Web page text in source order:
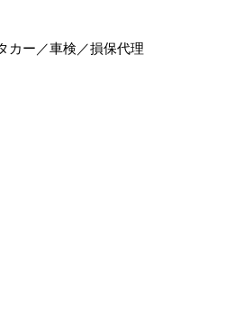
カー／車検／損保代理